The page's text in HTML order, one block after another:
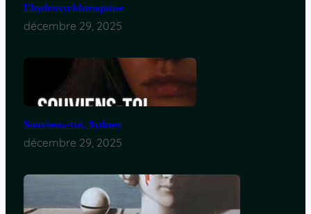
L’hydroxychloroquine
décembre 29, 2025
Souviens-toi, Sydney
décembre 29, 2025